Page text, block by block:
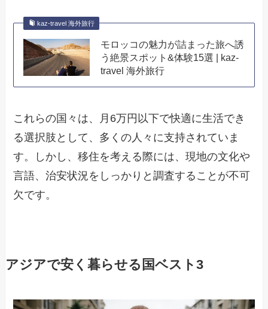
kaz-travel 海外旅行
モロッコの魅力が詰まった旅へ誘
う絶景スポット&体験15選 | kaz-
travel 海外旅行
これらの国々は、月6万円以下で快適に生活でき
る選択肢として、多くの人々に支持されていま
す。しかし、移住を考える際には、現地の文化や
言語、治安状況をしっかりと調査することが不可
欠です。
アジアで安く暮らせる国ベスト3